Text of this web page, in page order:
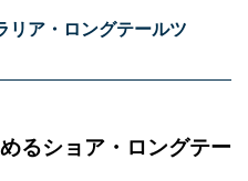
リア・ロングテールツ
るショア・ロングテー